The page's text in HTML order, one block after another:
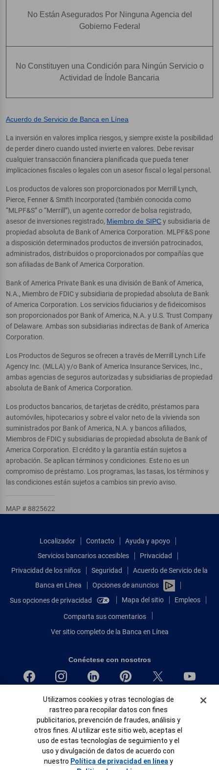
No Están Asegurados Por Ninguna Agencia del
Gobierno Federal
No Constituyen una Condición para Ningún Servicio o
Actividad de Índole Bancaria
Acuerdo de Servicio de Banca en Línea
La inversión en valores implica riesgos, y siempre existe la posibilidad
de perder dinero cuando usted invierte en valores. Debe revisar
cualquier transacción financiera planificada que pueda tener
implicaciones fiscales o legales con un asesor fiscal o legal personal.
Los productos de valores son proporcionados por Merrill Lynch,
Pierce, Fenner & Smith Incorporated (también conocida como
“MLPF&S” o “Merrill”), un agente corredor de bolsa registrado,
asesor de inversiones registrado, Miembro de SIPCy subsidiaria de
propiedad absoluta de Bank of America Corporation. MLPF&S pone
a disposición determinados productos de inversión patrocinados,
administrados, distribuidos o proporcionados por compañías que
son afiliadas de Bank of America Corporation.
Bank of America Private Bank es una división de Bank of America,
N.A., Miembro de FDIC y subsidiaria de propiedad absoluta de Bank
of America Corporation. Los servicios fiduciarios y de fideicomisos
son proporcionados por Bank of America, N.A. y U.S. Trust Company
of Delaware. Ambas son subsidiarias indirectas de Bank of America
Corporation.
Los Productos de Seguros se ofrecen a través de Merrill Lynch Life
Agency Inc. (MLLA) y/o Bank of America Insurance Services, Inc.,
ambas agencias de seguros autorizadas y subsidiarias de propiedad
absoluta de Bank of America Corporation.
Los productos bancarios, de tarjetas de crédito, préstamos para
automóviles, hipotecarios y sobre el valor neto de la vivienda son
suministrados por Bank of America, N.A. y bancos afiliados,
Miembros de FDIC y subsidiarias de propiedad absoluta de Bank of
America Corporation. El crédito y la garantía están sujetos a
aprobación. Se aplican términos y condiciones. Este no es un
compromiso de préstamo. Los programas, las tasas, los términos y
las condiciones están sujetos a cambios sin previo aviso.
MAP # 8825622
Localizador Contacto
Ayuda y apoyo
Servicios bancarios accesibles
Privacidad
Privacidad de los niños
Seguridad
Acuerdo de Servicio de la
Banca en Línea
Opciones de anuncios
Sus opciones de privacidad
Mapa del sitio Empleos
Comparta sus comentarios
Ver sitio completo de la Banca en Línea
Conéctese con nosotros
Bank of America, N.A. Miembro de FDIC.
Igualdad de oportunidades en préstamos para viviendas
© 2026 Bank of America Corporation.
Todos Los Derechos Reservados.
Patente: patents.bankofamerica.com
Banner de Cookies
Utilizamos cookies y otras tecnologías de
rastreo para recopilar datos con fines
publicitarios, prevención de fraudes, análisis y
otros fines. Al utilizar este sitio web, aceptas el
uso de estas tecnologías de seguimiento y el
uso y divulgación de datos de acuerdo con
nuestro Política de privacidad en línea y